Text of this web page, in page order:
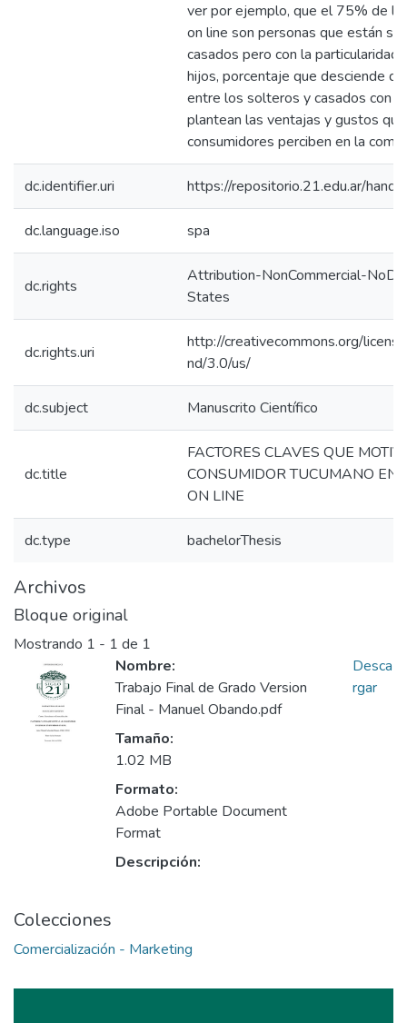
ver por ejemplo, que el 75% de
on line son personas que están
casados pero con la particularidad
hijos, porcentaje que desciende
entre los solteros y casados con
plantean las ventajas y gustos
consumidores perciben en la
dc.identifier.uri https://repositorio.21.edu.ar/
dc.language.iso spa
dc.rights
Attribution-NonCommercial-
States
dc.rights.uri
http://creativecommons.org/
nd/3.0/us/
dc.subject Manuscrito Científico
dc.title
FACTORES CLAVES QUE
CONSUMIDOR TUCUMANO EN
ON LINE
dc.type bachelorThesis
Archivos
Bloque original
Mostrando 1 - 1 de 1
Nombre:
Trabajo Final de Grado Version
Final - Manuel Obando.pdf
Tamaño:
1.02 MB
Formato:
Adobe Portable Document
Format
Descripción:
Desca
rgar
Colecciones
Comercialización - Marketing